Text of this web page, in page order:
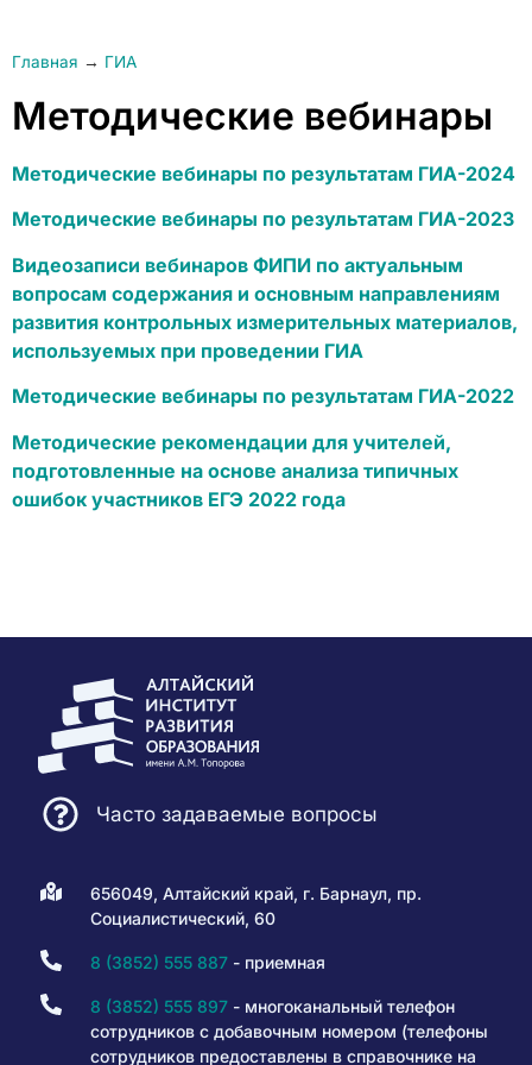
Главная → ГИА
Методические вебинары
Методические вебинары по результатам ГИА-2024
Методические вебинары по результатам ГИА-2023
Видеозаписи вебинаров ФИПИ по актуальным
вопросам содержания и основным направлениям
развития контрольных измерительных материалов,
используемых при проведении ГИА
Методические вебинары по результатам ГИА-2022
Методические рекомендации для учителей,
подготовленные на основе анализа типичных
ошибок участников ЕГЭ 2022 года
Часто задаваемые вопросы
656049, Алтайский край, г. Барнаул, пр.
Социалистический, 60
8 (3852) 555 887- приемная
8 (3852) 555 897- многоканальный телефон
сотрудников с добавочным номером (телефоны
сотрудников предоставлены в справочнике на